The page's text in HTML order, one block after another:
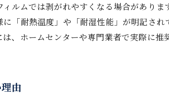
費用対効果から考える窓ガラスフィル
窓ガラスフィルム選びで重視すべ
ルムでは剥がれやすくなる場合があり
「耐熱温度」や「耐湿性能」が明記さ
、ホームセンターや専門業者で実際に
由